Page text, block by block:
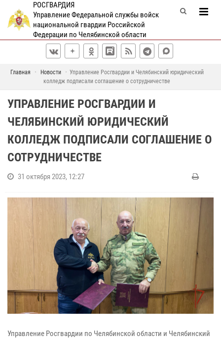
РОСГВАРДИЯ
Управление Федеральной службы войск
национальной гвардии Российской
Федерации по Челябинской области
Главная Новости
Управление Росгвардии и Челябинский юридический
колледж подписали соглашение о сотрудничестве
УПРАВЛЕНИЕ РОСГВАРДИИ И
ЧЕЛЯБИНСКИЙ ЮРИДИЧЕСКИЙ
КОЛЛЕДЖ ПОДПИСАЛИ СОГЛАШЕНИЕ О
СОТРУДНИЧЕСТВЕ
31 октября 2023, 12:27
Управление Росгвардии по Челябинской области и Челябинский